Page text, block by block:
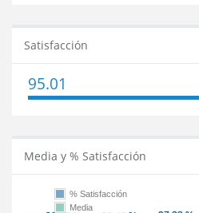
Satisfacción
95.01
Media y % Satisfacción
% Satisfacción
Media